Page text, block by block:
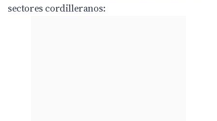
sectores cordilleranos: